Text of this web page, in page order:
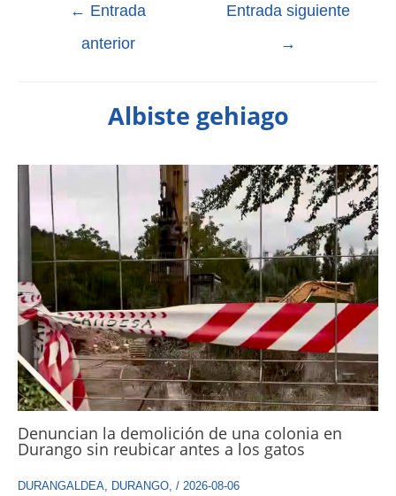
← Entrada
anterior
Entrada siguiente
→
Albiste gehiago
Denuncian la demolición de una colonia en
Durango sin reubicar antes a los gatos
DURANGALDEA, DURANGO, / 2026-08-06